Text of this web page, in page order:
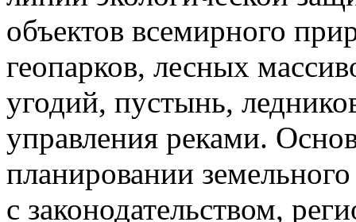
объектов всемирного
геопарков, лесных
угодий, пустынь,
управления реками.
планировании
с законодательством,